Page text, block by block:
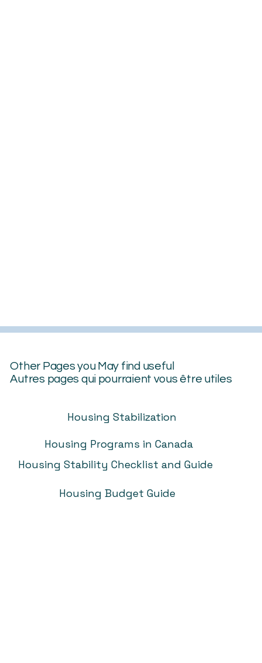
Other Pages you May find useful
Autres pages qui pourraient vous être utiles
Housing Stabilization
Housing Budget Guide
Housing Programs in Canada
Housing Stability Checklist and Guide